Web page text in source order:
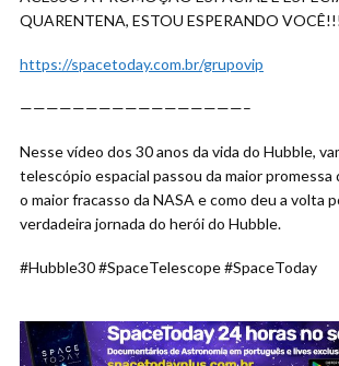
QUARENTENA, ESTOU ESPERANDO VOCÊ!!!
https://spacetoday.com.br/grupovip
—————————————————–
Nesse vídeo dos 30 anos da vida do Hubble,
telescópio espacial passou da maior promessa
o maior fracasso da NASA e como deu a volta
verdadeira jornada do herói do Hubble.
#Hubble30 #SpaceTelescope #SpaceToday